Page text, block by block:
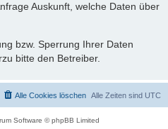
Auskunft, welche Daten über
bzw. Sperrung Ihrer Daten
bitte den Betreiber.
Alle Zeiten sind UTC
Alle Cookies löschen
Software © phpBB Limited